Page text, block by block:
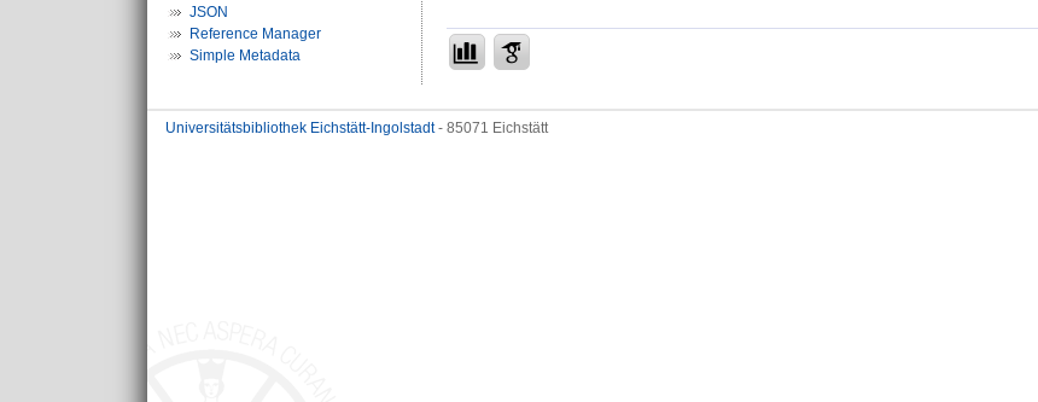
JSON
Reference Manager
Simple Metadata
Universitätsbibliothek Eichstätt-Ingolstadt- 85071 Eichstätt